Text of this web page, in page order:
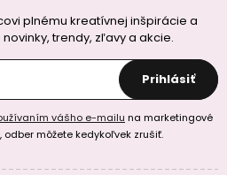
plnému kreatívnej inšpirácie a
trendy, zľavy a akcie.
Prihlásiť
vášho e-mailu na marketingové
odber môžete kedykoľvek zrušiť.